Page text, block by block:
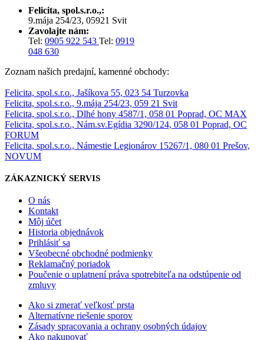
Felicita, spol.s.r.o.,:
9.mája 254/23, 05921 Svit
Zavolajte nám:
Tel: 0905 922 543 Tel: 0919
048 630
Zoznam našich predajní, kamenné obchody:
Felicita, spol.s.r.o., Jašíkova 55, 023 54 Turzovka
Felicita, spol.s.r.o., 9.mája 254/23, 059 21 Svit
Felicita, spol.s.r.o., Dlhé hony 4587/1, 058 01 Poprad, OC MAX
Felicita, spol.s.r.o., Nám.sv.Egídia 3290/124, 058 01 Poprad, OC
FORUM
Felicita, spol.s.r.o., Námestie Legionárov 15267/1, 080 01 Prešov,
NOVUM
ZÁKAZNICKÝ SERVIS
O nás
Kontakt
Môj účet
Historia objednávok
Prihlásiť sa
Všeobecné obchodné podmienky
Reklamačný poriadok
Poučenie o uplatnení práva spotrebiteľa na odstúpenie od
zmluvy
Ako si zmerať veľkosť prsta
Alternatívne riešenie sporov
Zásady spracovania a ochrany osobných údajov
Ako nakupovať